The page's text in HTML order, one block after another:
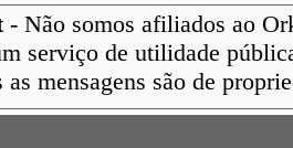
- Não somos afiliados ao
serviço de utilidade
mensagens são de